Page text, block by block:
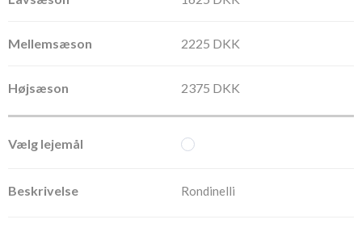
2225 DKK
2375 DKK
Rondinelli